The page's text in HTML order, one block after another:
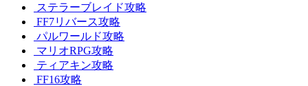
ステラーブレイド攻略
FF7リバース攻略
パルワールド攻略
マリオRPG攻略
ティアキン攻略
FF16攻略